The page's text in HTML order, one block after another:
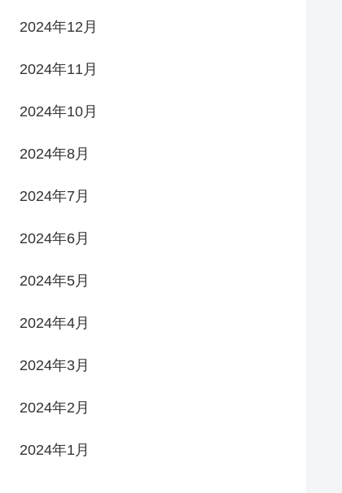
2024年12月
2024年11月
2024年10月
2024年8月
2024年7月
2024年6月
2024年5月
2024年4月
2024年3月
2024年2月
2024年1月